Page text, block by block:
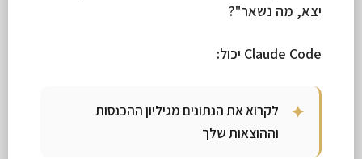
יצא, מה נשאר"?
Claude Code יכול:
לקרוא את הנתונים מגיליון ההכנסות
וההוצאות שלך